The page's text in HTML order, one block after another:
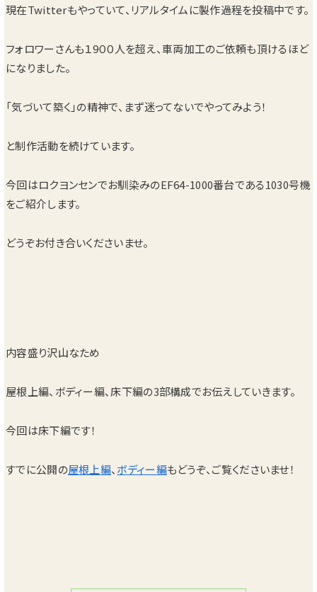
現在Twitterもやっていて、リアルタイムに製作過程を投稿中です。
フォロワーさんも１9００人を超え、車両加工のご依頼も頂けるほど
になりました。
「気づいて築く」の精神で、まず迷ってないでやってみよう！
と制作活動を続けています。
今回はロクヨンセンでお馴染みのEF64-1000番台である1030号機
をご紹介します。
どうぞお付き合いくださいませ。
内容盛り沢山なため
屋根上編、ボディー編、床下編の3部構成でお伝えしていきます。
今回は床下編です！
すでに公開の屋根上編、 ボディー編もどうぞ、ご覧くださいませ！